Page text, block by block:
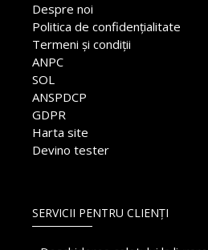
Despre noi
Politica de confidențialitate
Termeni și condiții
ANPC
SOL
ANSPDCP
GDPR
Harta site
Devino tester
SERVICII PENTRU CLIENȚI